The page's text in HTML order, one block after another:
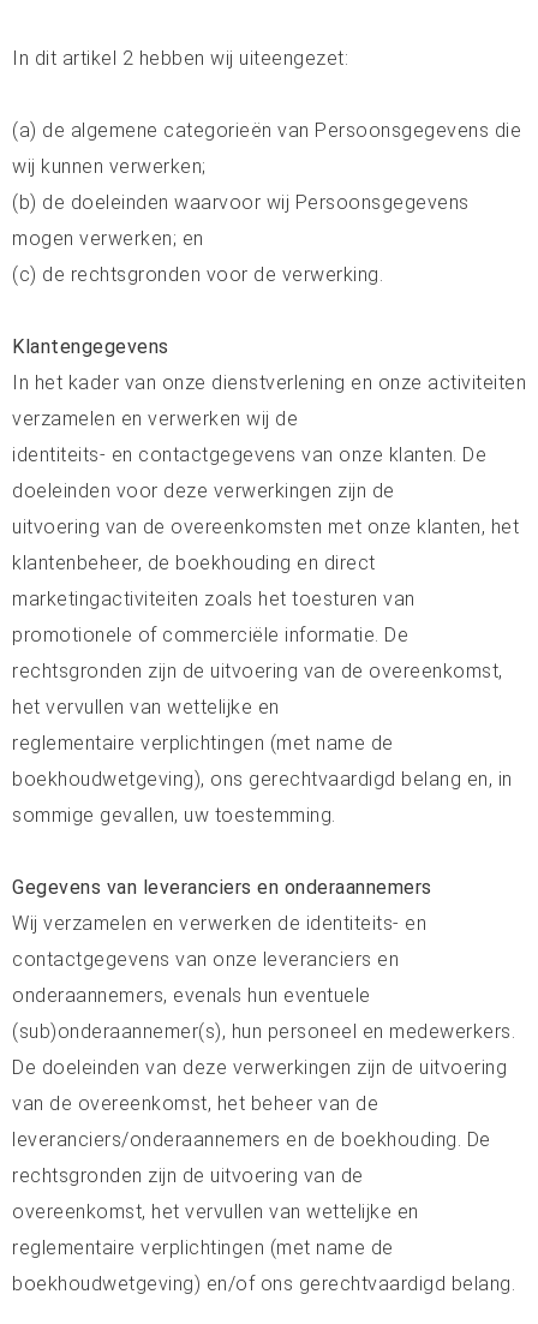
In dit artikel 2 hebben wij uiteengezet:
(a) de algemene categorieën van Persoonsgegevens die
wij kunnen verwerken;
(b) de doeleinden waarvoor wij Persoonsgegevens
mogen verwerken; en
(c) de rechtsgronden voor de verwerking.
Klantengegevens
In het kader van onze dienstverlening en onze activiteiten
verzamelen en verwerken wij de
identiteits- en contactgegevens van onze klanten. De
doeleinden voor deze verwerkingen zijn de
uitvoering van de overeenkomsten met onze klanten, het
klantenbeheer, de boekhouding en direct
marketingactiviteiten zoals het toesturen van
promotionele of commerciële informatie. De
rechtsgronden zijn de uitvoering van de overeenkomst,
het vervullen van wettelijke en
reglementaire verplichtingen (met name de
boekhoudwetgeving), ons gerechtvaardigd belang en, in
sommige gevallen, uw toestemming.
Gegevens van leveranciers en onderaannemers
Wij verzamelen en verwerken de identiteits- en
contactgegevens van onze leveranciers en
onderaannemers, evenals hun eventuele
(sub)onderaannemer(s), hun personeel en medewerkers.
De doeleinden van deze verwerkingen zijn de uitvoering
van de overeenkomst, het beheer van de
leveranciers/onderaannemers en de boekhouding. De
rechtsgronden zijn de uitvoering van de
overeenkomst, het vervullen van wettelijke en
reglementaire verplichtingen (met name de
boekhoudwetgeving) en/of ons gerechtvaardigd belang.